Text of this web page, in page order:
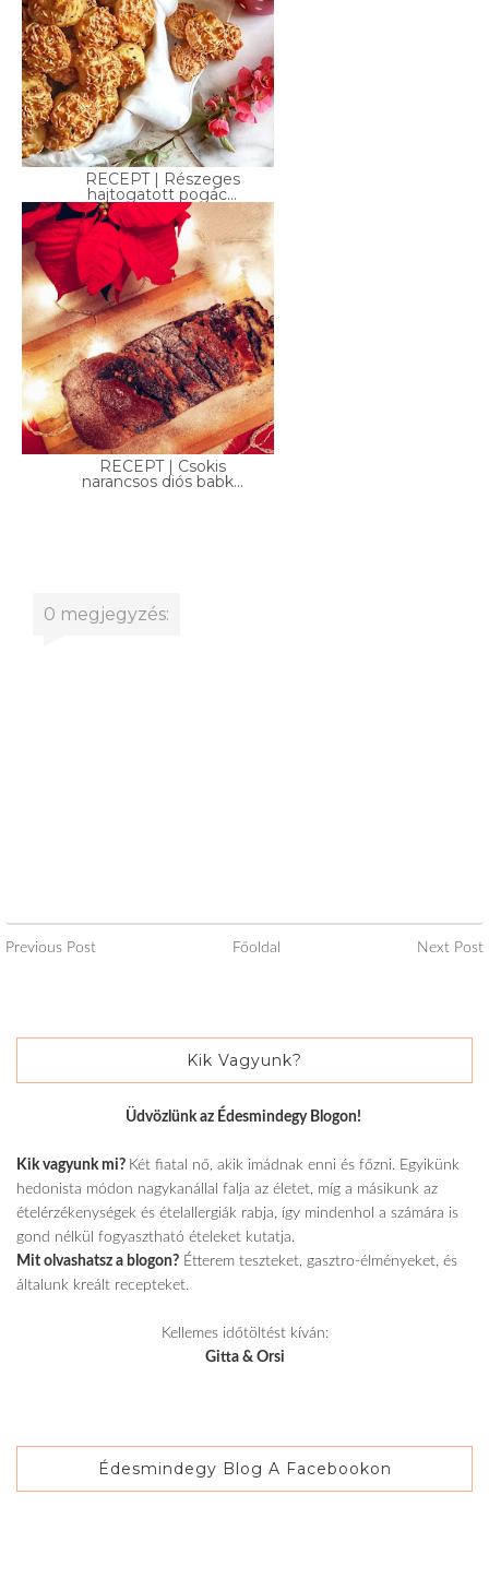
RECEPT | Részeges
hajtogatott pogác...
RECEPT | Csokis
narancsos diós babk...
0 megjegyzés:
Previous Post Főoldal Next Post
Kik Vagyunk?
Üdvözlünk az Édesmindegy Blogon!
Kik vagyunk mi? Két fiatal nő, akik imádnak enni és főzni. Egyikünk
hedonista módon nagykanállal falja az életet, míg a másikunk az
ételérzékenységek és ételallergiák rabja, így mindenhol a számára is
gond nélkül fogyasztható ételeket kutatja.
Mit olvashatsz a blogon? Étterem teszteket, gasztro-élményeket, és
általunk kreált recepteket.
Kellemes időtöltést kíván:
Gitta & Orsi
Édesmindegy Blog A Facebookon